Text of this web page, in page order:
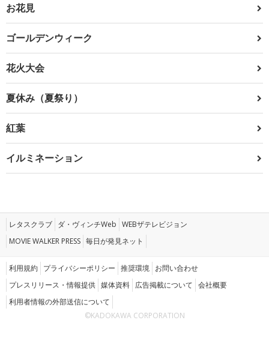
お花見
ゴールデンウィーク
花火大会
夏休み（夏祭り）
紅葉
イルミネーション
レタスクラブ ダ・ヴィンチWeb WEBザテレビジョン
MOVIE WALKER PRESS 毎日が発見ネット
利用規約 プライバシーポリシー 推奨環境 お問い合わせ
プレスリリース・情報提供 媒体資料 広告掲載について 会社概要
利用者情報の外部送信について
©KADOKAWA CORPORATION